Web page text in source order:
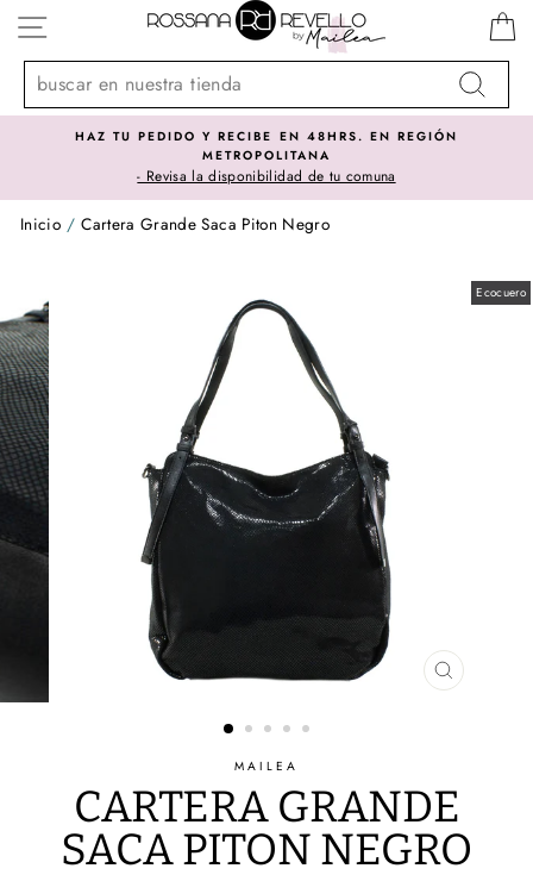
directamente
contenido
NAVEGACIÓN
Buscar
PEDIDO Y RECIBE EN 48HRS. EN REGIÓN
METROPOLITANA
- Revisa la disponibilidad de tu comuna
Inicio / Cartera Grande Saca Piton Negro
Ecocuero
CERRAR
MAILEA
CARTERA GRANDE
SACA PITON NEGRO